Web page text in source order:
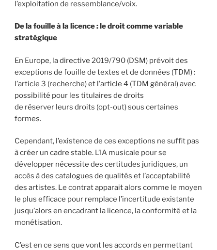
l’exploitation de ressemblance/voix.
De la fouille à la licence : le droit comme variable
stratégique
En Europe, la directive 2019/790 (DSM) prévoit des
exceptions de fouille de textes et de données (TDM) :
l’article 3 (recherche) et l’article 4 (TDM général) avec
possibilité pour les titulaires de droits
de réserver leurs droits (opt-out) sous certaines
formes.
Cependant, l’existence de ces exceptions ne suffit pas
à créer un cadre stable. L’IA musicale pour se
développer nécessite des certitudes juridiques, un
accès à des catalogues de qualités et l’acceptabilité
des artistes. Le contrat apparait alors comme le moyen
le plus efficace pour remplace l’incertitude existante
jusqu’alors en encadrant la licence, la conformité et la
monétisation.
C’est en ce sens que vont les accords en permettant